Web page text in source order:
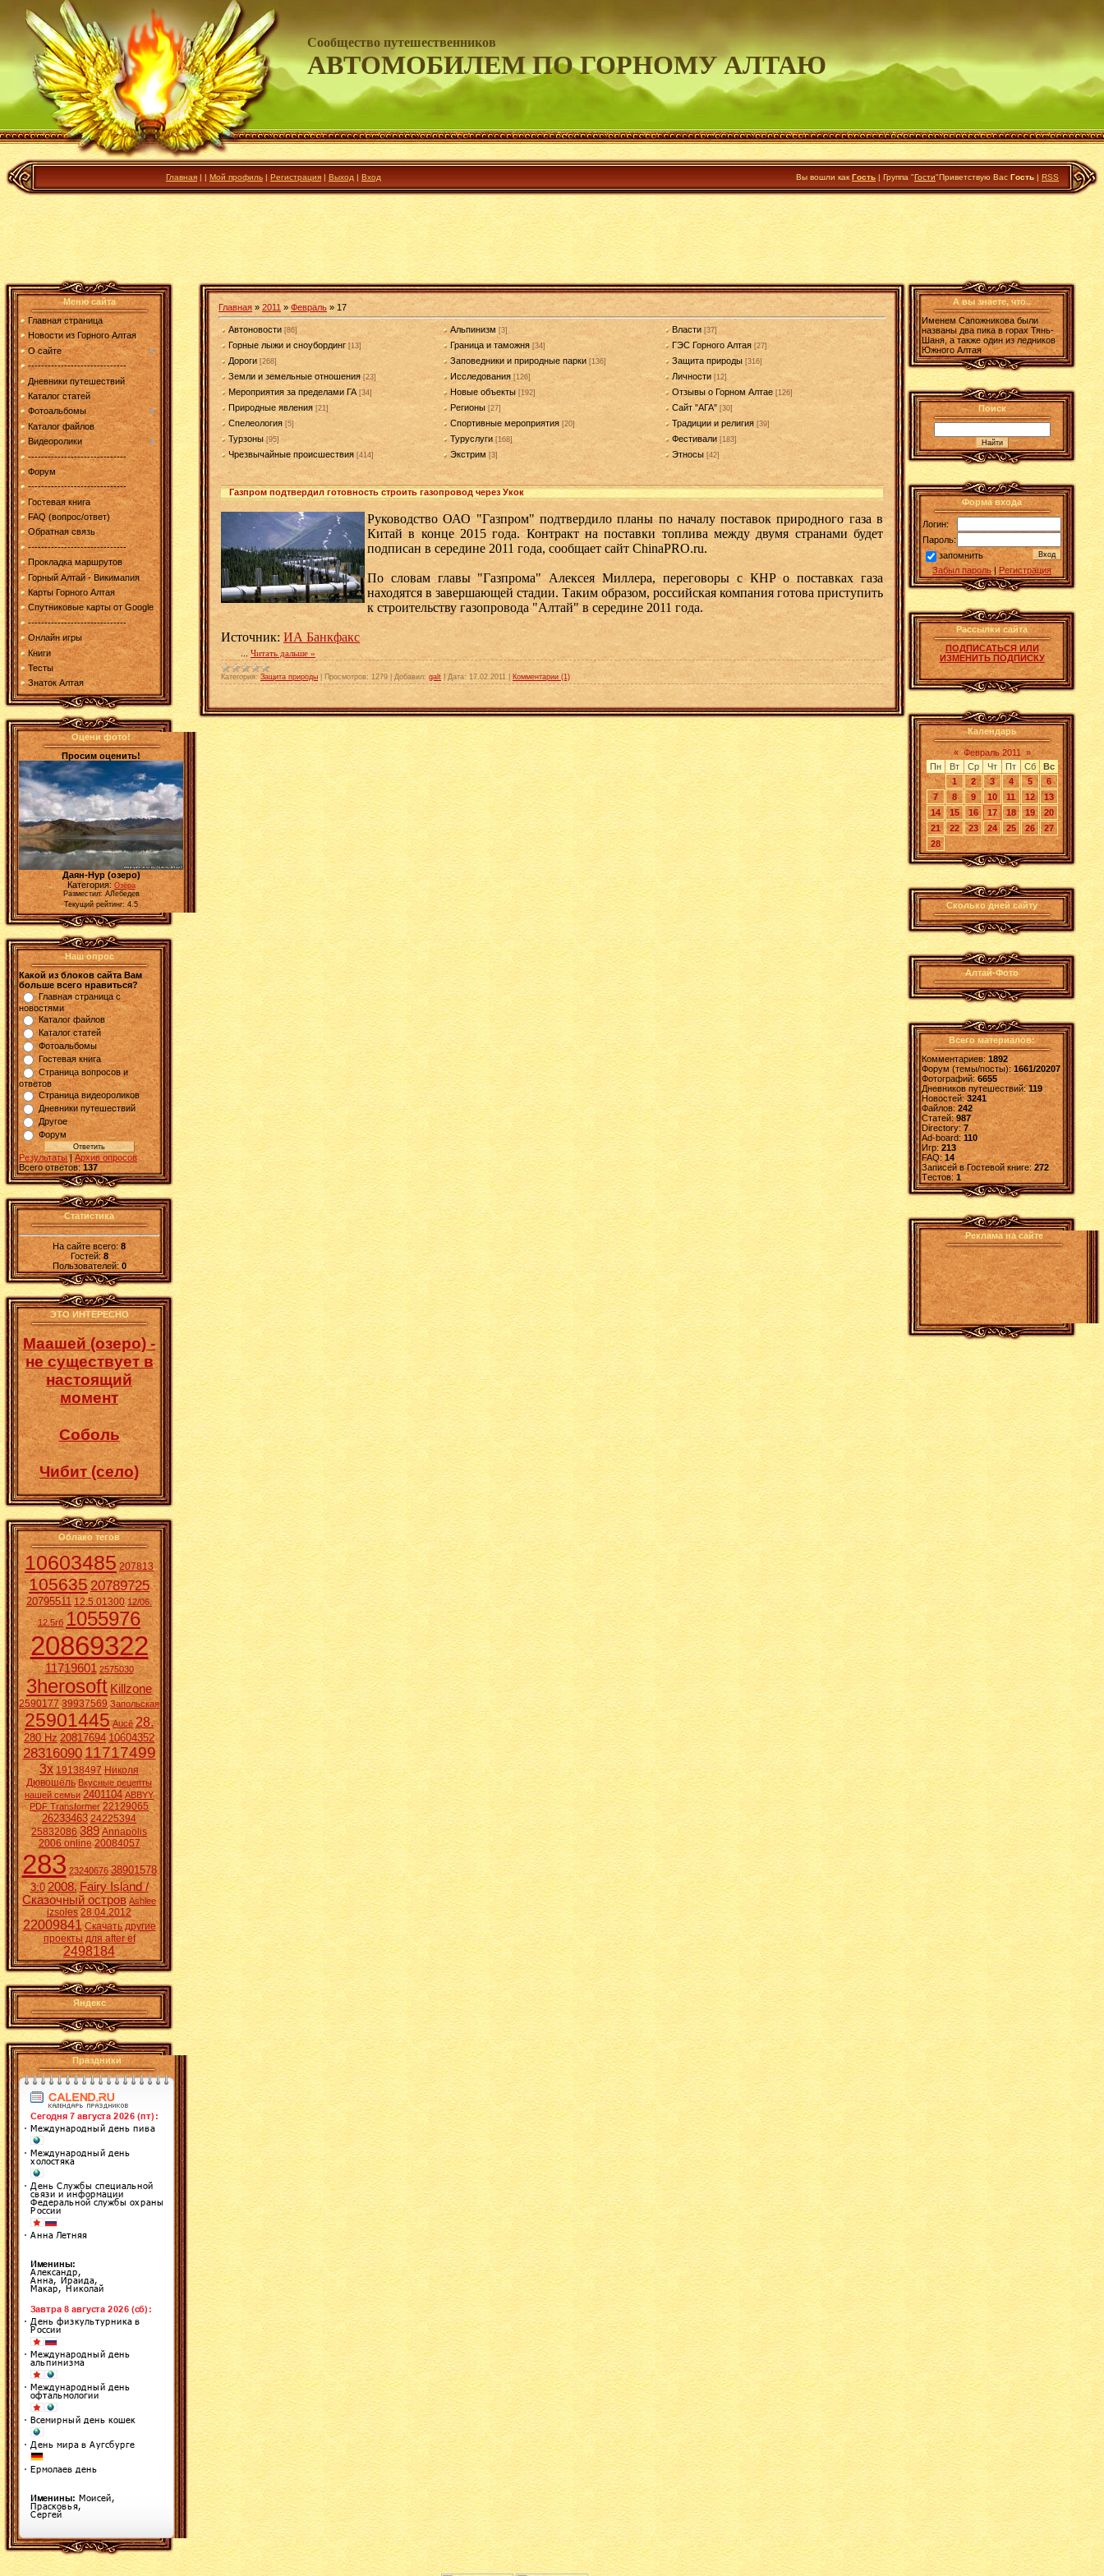
Сообщество путешественников
АВТОМОБИЛЕМ ПО ГОРНОМУ АЛТАЮ
Главная | | Мой профиль | Регистрация | Выход | Вход Вы вошли как Гость | Группа "Гости"Приветствую Вас Гость | RSS
Меню сайта
Главная страница
Новости из Горного Алтая
О сайте
------------------------------
Дневники путешествий
Каталог статей
Фотоальбомы
Каталог файлов
Видеоролики
------------------------------
Форум
------------------------------
Гостевая книга
FAQ (вопрос/ответ)
Обратная связь
------------------------------
Прокладка маршрутов
Горный Алтай - Викимапия
Карты Горного Алтая
Спутниковые карты от Google
------------------------------
Онлайн игры
Книги
Тесты
Знаток Алтая
Оцени фото!
Просим оценить!
Даян-Нур (озеро)
Категория: Озёра
Разместил: АЛебедев
Текущий рейтинг: 4.5
Наш опрос
Какой из блоков сайта Вам
больше всего нравиться?
Главная страница с
новостями
Каталог файлов
Каталог статей
Фотоальбомы
Гостевая книга
Страница вопросов и
ответов
Страница видеороликов
Дневники путешествий
Другое
Форум
Результаты|Архив опросов
Всего ответов: 137
Статистика
На сайте всего:8
Гостей:8
Пользователей: 0
ЭТО ИНТЕРЕСНО
Маашей (озеро) -
не существует в
настоящий
момент
Соболь
Чибит (село)
Облако тегов
10603485 207813
10563520789725
20795511 12.5.01300 12/06.
12.5гб 1055976
20869322
11719601 2575030
3herosoft Killzone
2590177 39937569 Запольская
25901445 Aucē 28.
280 Hz 20817694 10604352
2831609011717499
3x 19138497 Николя
Дювошель Вкусные рецепты
нашей семьи 2401104 ABBYY
PDF Transformer 22129065
26233463 24225394
25832086 389 Annapolis
2006 online 20084057
283 23240676 38901578
3:0 2008. Fairy Island /
Сказочный остров Ashlee
izsoles 28.04.2012
22009841 Скачать другие
проекты для after ef
2498184
Яндекс
Праздники
Главная » 2011 » Февраль » 17
Автоновости [86] Альпинизм [3] Власти [37]
Горные лыжи и сноубординг [13] Граница и таможня [34] ГЭС Горного Алтая [27]
Дороги [268] Заповедники и природные парки [136] Защита природы [316]
Земли и земельные отношения [23] Исследования [126] Личности [12]
Мероприятия за пределами ГА [34] Новые объекты [192] Отзывы о Горном Алтае [126]
Природные явления [21] Регионы [27] Сайт "АГА" [30]
Спелеология [5] Спортивные мероприятия [20] Традиции и религия [39]
Турзоны [95] Туруслуги [168] Фестивали [183]
Чрезвычайные происшествия [414] Экстрим [3] Этносы [42]
Газпром подтвердил готовность строить газопровод через Укок
Руководство ОАО "Газпром" подтвердило планы по началу поставок природного газа в
Китай в конце 2015 года. Контракт на поставки топлива между двумя странами будет
подписан в середине 2011 года, сообщает сайт ChinaPRO.ru.
По словам главы "Газпрома" Алексея Миллера, переговоры с КНР о поставках газа
находятся в завершающей стадии. Таким образом, российская компания готова приступить
к строительству газопровода "Алтай" в середине 2011 года.
Источник: ИА Банкфакс
Читать дальше »
Категория: Защита природы Просмотров: 1279 Добавил: galt Дата: 17.02.2011 Комментарии (1)
А вы знаете, что..
Именем Сапожникова были
названы два пика в горах Тянь-
Шаня, а также один из ледников
Южного Алтая
Поиск
Форма входа
Логин:
Пароль:
запомнить
Забыл пароль | Регистрация
Рассылки сайта
ПОДПИСАТЬСЯ ИЛИ
ИЗМЕНИТЬ ПОДПИСКУ
Календарь
« Февраль 2011
»
Пн
Вт Ср Чт Пт Сб
Вс
1
2 3 4 5
6
7
8 9 10 11 12
13
14
15 16 17 18 19
20
21
22 23 24 25 26
27
28
Сколько дней сайту
Алтай-Фото
Всего материалов:
Комментариев: 1892
Форум (темы/посты):1661/20207
Фотографий:6655
Дневников путешествий:119
Новостей:3241
Файлов: 242
Статей:987
Directory: 7
Ad-board:110
Игр: 213
FAQ:14
Записей в Гостевой книге:272
Tестов: 1
Реклама на сайте